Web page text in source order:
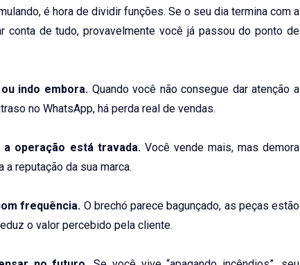
é hora de dividir funções. Se o seu dia termina com a
conta de tudo, provavelmente você já passou do ponto de
indo embora. Quando você não consegue dar atenção a
no WhatsApp, há perda real de vendas.
operação está travada.Você vende mais, mas demora
a reputação da sua marca.
frequência. O brechó parece bagunçado, as peças estão
o valor percebido pela cliente.